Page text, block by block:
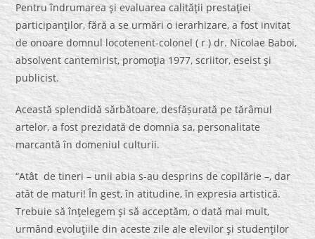
Pentru îndrumarea şi evaluarea calităţii prestaţiei
participanţilor, fără a se urmări o ierarhizare, a fost invitat
de onoare domnul locotenent-colonel ( r ) dr. Nicolae Baboi,
absolvent cantemirist, promoţia 1977, scriitor, eseist şi
publicist.
Această splendidă sărbătoare, desfășurată pe tărâmul
artelor, a fost prezidată de domnia sa, personalitate
marcantă în domeniul culturii.
“Atât de tineri – unii abia s-au desprins de copilărie –, dar
atât de maturi! În gest, în atitudine, în expresia artistică.
Trebuie să înţelegem şi să acceptăm, o dată mai mult,
urmând evoluţiile din aceste zile ale elevilor şi studenţilor